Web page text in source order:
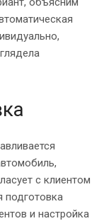
с клиентом
подготовка
и настройка